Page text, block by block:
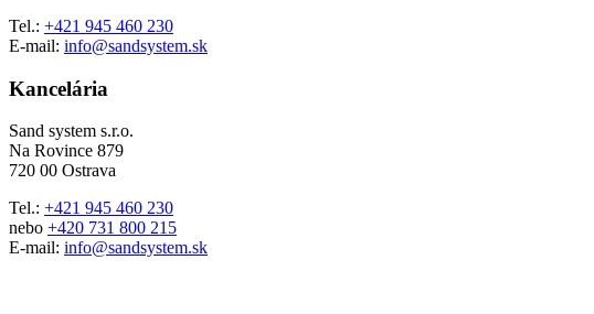
Tel.: +421 945 460 230
E-mail: info@sandsystem.sk
Kancelária
Sand system s.r.o.
Na Rovince 879
720 00 Ostrava
Tel.: +421 945 460 230
nebo +420 731 800 215
E-mail: info@sandsystem.sk